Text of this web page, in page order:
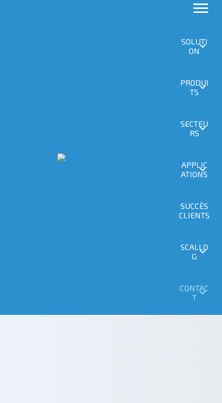
SOLUTI
ON
PRODUI
TS
SECTEU
RS
APPLIC
ATIONS
SUCCÈS
CLIENTS
SCALLO
G
CONTAC
T